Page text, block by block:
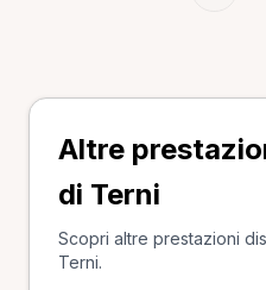
Altre
di Terni
Scopri altre prestazioni
Terni.